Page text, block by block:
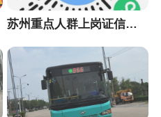
苏州重点人群上岗证信息采集小程序